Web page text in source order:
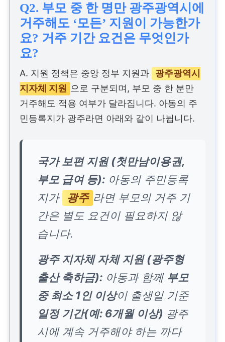
Q2. 부모 중 한 명만 광주광역시에
거주해도 ‘모든’ 지원이 가능한가
요? 거주 기간 요건은 무엇인가
요?
A. 지원 정책은 중앙 정부 지원과
광주광역시
지자체 지원
으로 구분되며, 부모 중 한 분만
거주해도 적용 여부가 달라집니다. 아동의 주
민등록지가 광주라면 아래와 같이 나뉩니다.
국가 보편 지원 (첫만남이용권,
부모 급여 등): 아동의 주민등록
지가
광주 라면 부모의 거주 기
간은 별도 요건이 필요하지 않
습니다.
광주 지자체 자체 지원 (광주형
출산 축하금): 아동과 함께 부모
중 최소 1인 이상이 출생일 기준
일정 기간(예: 6개월 이상) 광주
시에 계속 거주해야 하는 까다